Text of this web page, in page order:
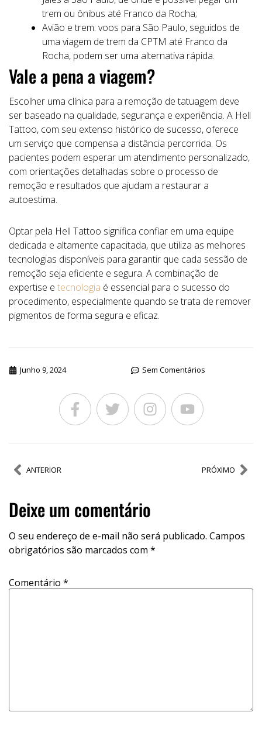
trem ou ônibus até Franco da Rocha;
Avião e trem: voos para São Paulo, seguidos de
uma viagem de trem da CPTM até Franco da
Rocha, podem ser uma alternativa rápida.
Vale a pena a viagem?
Escolher uma clínica para a remoção de tatuagem deve
ser baseado na qualidade, segurança e experiência. A Hell
Tattoo, com seu extenso histórico de sucesso, oferece
um serviço que compensa a distância percorrida. Os
pacientes podem esperar um atendimento personalizado,
com orientações detalhadas sobre o processo de
remoção e resultados que ajudam a restaurar a
autoestima.
Optar pela Hell Tattoo significa confiar em uma equipe
dedicada e altamente capacitada, que utiliza as melhores
tecnologias disponíveis para garantir que cada sessão de
remoção seja eficiente e segura. A combinação de
expertise e tecnologia é essencial para o sucesso do
procedimento, especialmente quando se trata de remover
pigmentos de forma segura e eficaz.
Junho 9, 2024 Sem Comentários
ANTERIOR PRÓXIMO
Deixe um comentário
O seu endereço de e-mail não será publicado. Campos
obrigatórios são marcados com *
Comentário *